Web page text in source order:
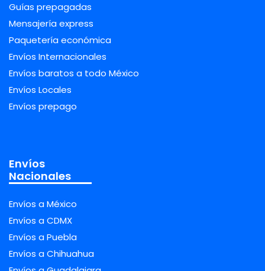
Guías prepagadas
Mensajería express
Paquetería económica
Envíos Internacionales
Envíos baratos a todo México
Envíos Locales
Envíos prepago
Envíos
Nacionales
Envíos a México
Envíos a CDMX
Envíos a Puebla
Envíos a Chihuahua